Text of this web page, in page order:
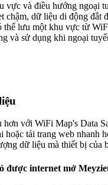
vực và điều hướng ngoại
chậm, dữ liệu di động đắt
thể lưu một khu vực từ
và sử dụng khi ngoại
hơn với WiFi Map's Data
hoặc tải trang web nhanh
dữ liệu mà thiết bị của
được internet mở